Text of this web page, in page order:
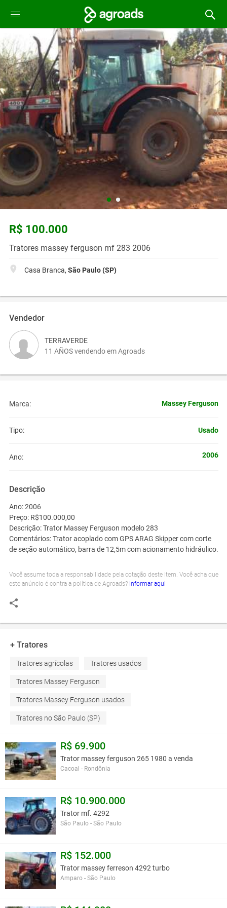
R$ 100.000
Tratores massey ferguson mf 283 2006
Casa Branca, São Paulo (SP)
Vendedor
TERRAVERDE
11 AÑOS vendendo em Agroads
Marca: Massey Ferguson
Tipo: Usado
Ano: 2006
Descrição
Ano:2006
Preço: R$100.000,00
Descrição:Trator Massey Ferguson modelo 283
Comentários:Trator acoplado com GPS ARAG Skipper com corte
de seção automático, barra de 12,5m com acionamento hidráulico.
Você assume toda a responsabilidade pela cotação deste item. Você acha que
este anúncio é contra a política de Agroads? Informar aqui
+ Tratores
Tratores agrícolas Tratores usados
Tratores Massey Ferguson
Tratores Massey Ferguson usados
Tratores no São Paulo (SP)
R$ 69.900
Trator massey ferguson 265 1980 a venda
Cacoal - Rondônia
R$ 10.900.000
Trator mf. 4292
São Paulo - São Paulo
R$ 152.000
Trator massey ferreson 4292 turbo
Amparo - São Paulo